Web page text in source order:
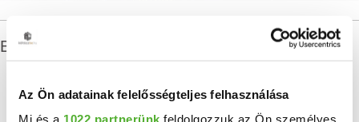
Az Ön adatainak felelősségteljes felhasználása
Mi és a 1022 partnerünk feldolgozzuk az Ön személyes
Budapest XVII. kerület ingatlan statisztikái